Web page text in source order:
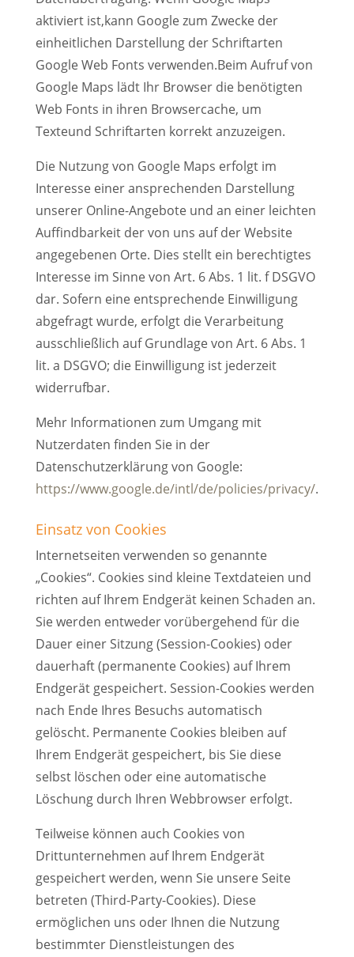
aktiviert ist,kann Google zum Zwecke der
einheitlichen Darstellung der Schriftarten
Google Web Fonts verwenden.Beim Aufruf von
Google Maps lädt Ihr Browser die benötigten
Web Fonts in ihren Browsercache, um
Texteund Schriftarten korrekt anzuzeigen.
Die Nutzung von Google Maps erfolgt im
Interesse einer ansprechenden Darstellung
unserer Online-Angebote und an einer leichten
Auffindbarkeit der von uns auf der Website
angegebenen Orte. Dies stellt ein berechtigtes
Interesse im Sinne von Art. 6 Abs. 1 lit. f DSGVO
dar. Sofern eine entsprechende Einwilligung
abgefragt wurde, erfolgt die Verarbeitung
ausschließlich auf Grundlage von Art. 6 Abs. 1
lit. a DSGVO; die Einwilligung ist jederzeit
widerrufbar.
Mehr Informationen zum Umgang mit
Nutzerdaten finden Sie in der
Datenschutzerklärung von Google:
https://www.google.de/intl/de/policies/privacy/.
Einsatz von Cookies
Internetseiten verwenden so genannte
„Cookies“. Cookies sind kleine Textdateien und
richten auf Ihrem Endgerät keinen Schaden an.
Sie werden entweder vorübergehend für die
Dauer einer Sitzung (Session-Cookies) oder
dauerhaft (permanente Cookies) auf Ihrem
Endgerät gespeichert. Session-Cookies werden
nach Ende Ihres Besuchs automatisch
gelöscht. Permanente Cookies bleiben auf
Ihrem Endgerät gespeichert, bis Sie diese
selbst löschen oder eine automatische
Löschung durch Ihren Webbrowser erfolgt.
Teilweise können auch Cookies von
Drittunternehmen auf Ihrem Endgerät
gespeichert werden, wenn Sie unsere Seite
betreten (Third-Party-Cookies). Diese
ermöglichen uns oder Ihnen die Nutzung
bestimmter Dienstleistungen des